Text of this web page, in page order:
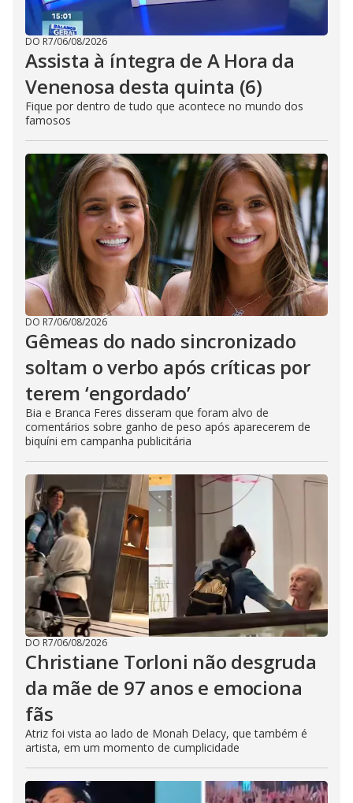
DO R7/06/08/2026
Assista à íntegra de A Hora da
Venenosa desta quinta (6)
Fique por dentro de tudo que acontece no mundo dos
famosos
DO R7/06/08/2026
Gêmeas do nado sincronizado
soltam o verbo após críticas por
terem ‘engordado’
Bia e Branca Feres disseram que foram alvo de
comentários sobre ganho de peso após aparecerem de
biquíni em campanha publicitária
DO R7/06/08/2026
Christiane Torloni não desgruda
da mãe de 97 anos e emociona
fãs
Atriz foi vista ao lado de Monah Delacy, que também é
artista, em um momento de cumplicidade